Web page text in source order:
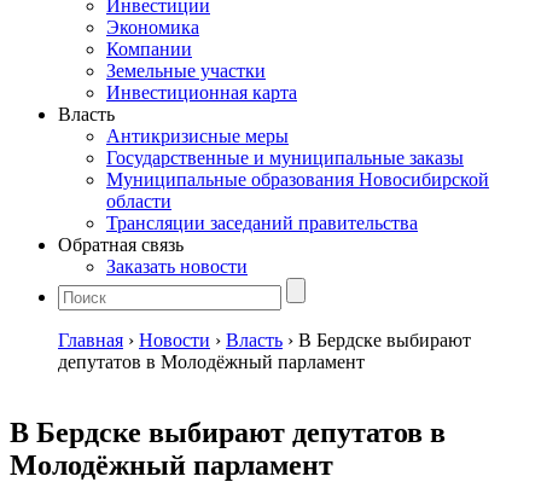
Инвестиции
Экономика
Компании
Земельные участки
Инвестиционная карта
Власть
Антикризисные меры
Государственные и муниципальные заказы
Муниципальные образования Новосибирской
области
Трансляции заседаний правительства
Обратная связь
Заказать новости
Главная › Новости › Власть › В Бердске выбирают
депутатов в Молодёжный парламент
В Бердске выбирают депутатов в
Молодёжный парламент